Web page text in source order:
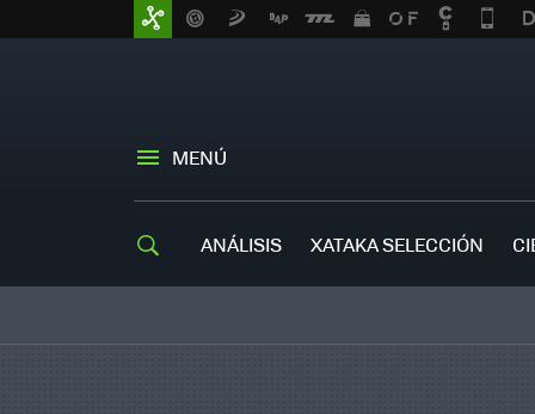
MENÚ
ANÁLISIS XATAKA SELECCIÓN